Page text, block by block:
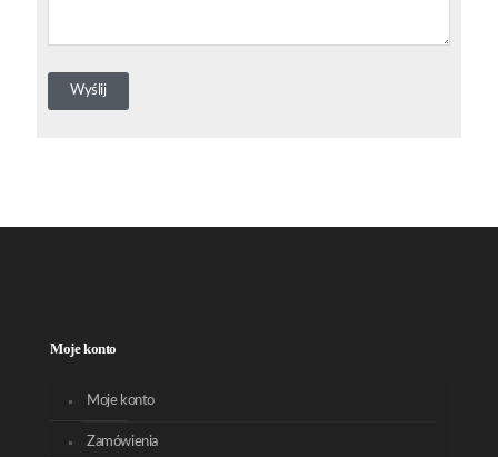
Moje konto
Moje konto
Zamówienia